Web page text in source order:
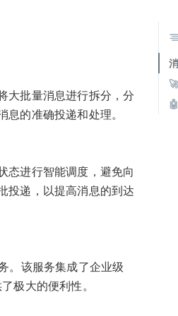
大批量消息进行拆分，分
的准确投递和处理。
态进行智能调度，避免向
投递，以提高消息的到达
。该服务集成了企业级
极大的便利性。